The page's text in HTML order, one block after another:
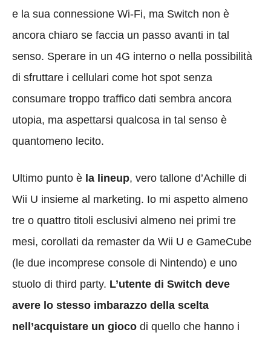
e la sua connessione Wi-Fi, ma Switch non è
ancora chiaro se faccia un passo avanti in tal
senso. Sperare in un 4G interno o nella possibilità
di sfruttare i cellulari come hot spot senza
consumare troppo traffico dati sembra ancora
utopia, ma aspettarsi qualcosa in tal senso è
quantomeno lecito.
Ultimo punto è la lineup, vero tallone d’Achille di
Wii U insieme al marketing. Io mi aspetto almeno
tre o quattro titoli esclusivi almeno nei primi tre
mesi, corollati da remaster da Wii U e GameCube
(le due incomprese console di Nintendo) e uno
stuolo di third party. L’utente di Switch deve
avere lo stesso imbarazzo della scelta
nell’acquistare un gioco di quello che hanno i